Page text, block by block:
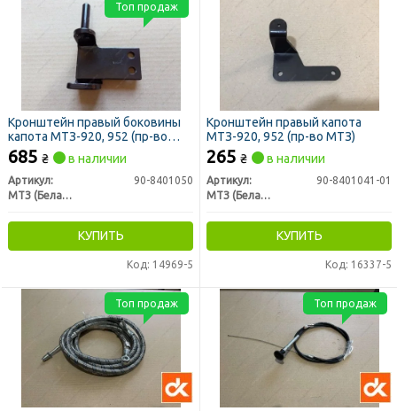
Кронштейн правый боковины
капота МТЗ-920, 952 (пр-во
МТЗ)
685 ₴ в наличии
Артикул:
90-8401050
МТЗ (Беларусь)
КУПИТЬ
Код: 14969-5
Топ продаж
Кронштейн правый капота
МТЗ-920, 952 (пр-во МТЗ)
265 ₴ в наличии
Артикул:
90-8401041-01
МТЗ (Беларусь)
КУПИТЬ
Код: 16337-5
Топ продаж Топ продаж